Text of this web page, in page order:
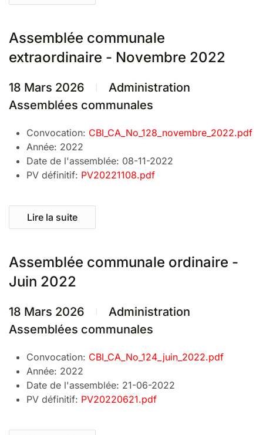
Assemblée communale
extraordinaire - Novembre 2022
18 Mars 2026
Administration
Assemblées communales
Convocation: CBI_CA_No_128_novembre_2022.pdf
Année: 2022
Date de l'assemblée: 08-11-2022
PV définitif: PV20221108.pdf
Lire la suite
Assemblée communale ordinaire -
Juin 2022
18 Mars 2026
Administration
Assemblées communales
Convocation: CBI_CA_No_124_juin_2022.pdf
Année: 2022
Date de l'assemblée: 21-06-2022
PV définitif: PV20220621.pdf